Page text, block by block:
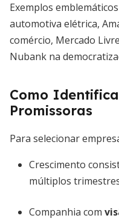
Exemplos
automotiva elétrica,
comércio, Mercado
Nubank na
Como
Promissoras
Para selecionar
Crescimento
múltiplos
Companhia com